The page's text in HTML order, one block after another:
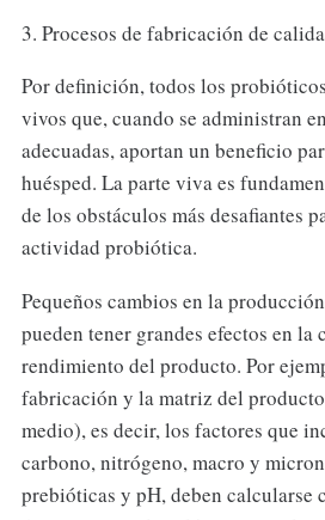
3. Procesos de fabricación de
Por definición, todos los
vivos que, cuando se administran
adecuadas, aportan un beneficio
huésped. La parte viva es
de los obstáculos más desafiantes
actividad probiótica.
Pequeños cambios en la
pueden tener grandes efectos en la
rendimiento del producto. Por
fabricación y la matriz del
medio), es decir, los factores que
carbono, nitrógeno, macro y
prebióticas y pH, deben calcularse